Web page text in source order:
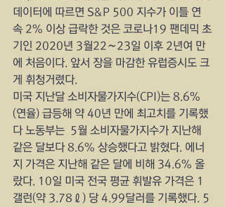
데이터에 따르면 S&P 500 지수가 이틀 연
속 2% 이상 급락한 것은 코로나19 팬데믹 초
기인 2020년 3월22∼23일 이후 2년여 만
에 처음이다. 앞서 장을 마감한 유럽증시도 크
게 휘청거렸다.
미국 지난달 소비자물가지수(CPI)는 8.6%
(연율) 급등해 약 40년 만에 최고치를 기록했
다 노동부는  5월 소비자물가지수가 지난해
같은 달보다 8.6% 상승했다고 밝혔다. 에너
지 가격은 지난해 같은 달에 비해 34.6% 올
랐다. 10일 미국 전국 평균 휘발유 가격은 1
갤런(약 3.78ℓ) 당 4.99달러를 기록했다. 5